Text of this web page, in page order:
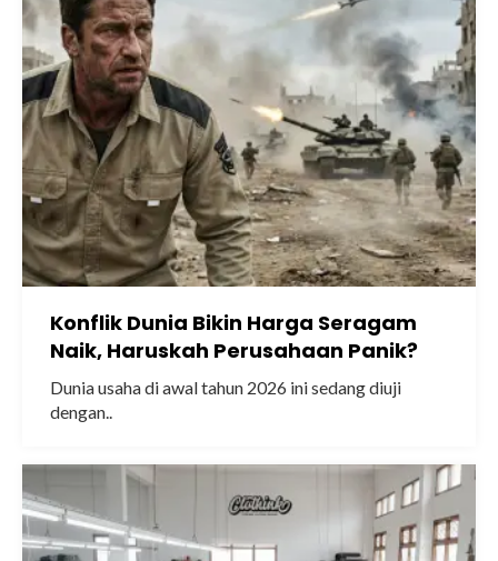
Konflik Dunia Bikin Harga Seragam
Naik, Haruskah Perusahaan Panik?
Dunia usaha di awal tahun 2026 ini sedang diuji
dengan..